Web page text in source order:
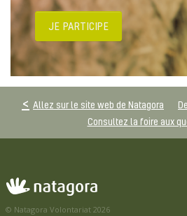
JE PARTICIPE
Allez sur le site web de Natagora
Consultez la foire aux
© Natagora Volontariat 2026